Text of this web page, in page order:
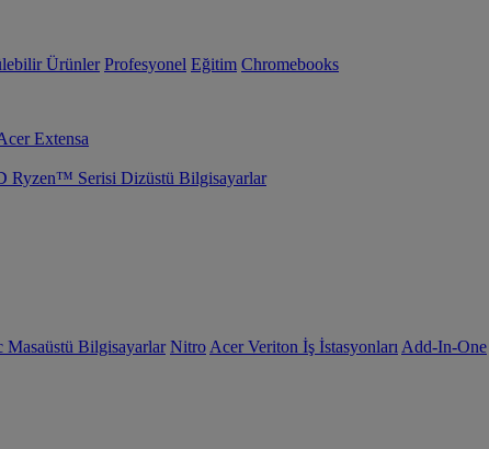
Ürünler Profesyonel Eğitim Chromebooks
Extensa
Ryzen™ Serisi Dizüstü Bilgisayarlar
Masaüstü Bilgisayarlar Nitro Acer Veriton İş İstasyonları Add-In-One